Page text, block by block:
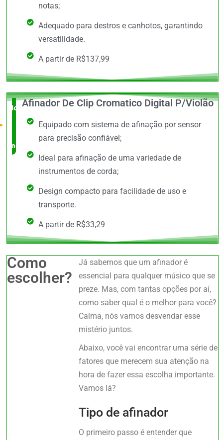
notas;
Adequado para destros e canhotos, garantindo
versatilidade.
A partir de R$137,99
Novidade
no
mercado
Afinador De Clip Cromatico Digital P/Violão
Equipado com sistema de afinação por sensor
para precisão confiável;
Ideal para afinação de uma variedade de
instrumentos de corda;
Design compacto para facilidade de uso e
transporte.
A partir de R$33,29
Como
escolher?
Já sabemos que um afinador é
essencial para qualquer músico que se
preze. Mas, com tantas opções por aí,
como saber qual é o melhor para você?
Calma, nós vamos desvendar esse
mistério juntos.
Abaixo, você vai encontrar uma série de
fatores que merecem sua atenção na
hora de fazer essa escolha importante.
Vamos lá?
Tipo de afinador
O primeiro passo é entender que